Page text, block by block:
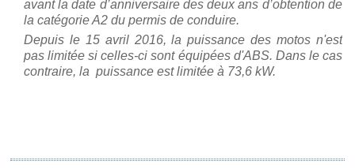
avant la date d’anniversaire des deux ans d’obtention de
la catégorie A2 du permis de conduire.
Depuis le 15 avril 2016, la puissance des motos n'est
pas limitée si celles-ci sont équipées d'ABS. Dans le cas
contraire, la puissance est limitée à 73,6 kW.